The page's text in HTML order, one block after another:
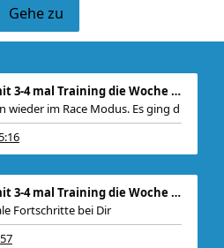
Gehe zu
Re: Sub 3:20h mit 3-4 mal Training die Woche machb
wieder im Race Modus. Es ging d
Re: Sub 3:20h mit 3-4 mal Training die Woche machb
Fortschritte bei Dir